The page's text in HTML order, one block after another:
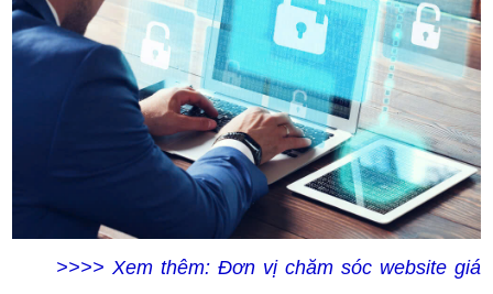
>>>> Xem thêm:Đơn vị chăm sóc website giá